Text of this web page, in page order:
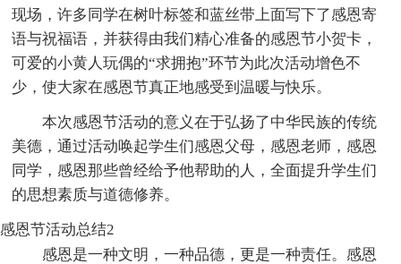
现场，许多同学在树叶标签和蓝丝带上面写下了感恩寄
语与祝福语，并获得由我们精心准备的感恩节小贺卡，
可爱的小黄人玩偶的“求拥抱”环节为此次活动增色不
少，使大家在感恩节真正地感受到温暖与快乐。
本次感恩节活动的意义在于弘扬了中华民族的传统
美德，通过活动唤起学生们感恩父母，感恩老师，感恩
同学，感恩那些曾经给予他帮助的人，全面提升学生们
的思想素质与道德修养。
感恩节活动总结2
感恩是一种文明，一种品德，更是一种责任。感恩